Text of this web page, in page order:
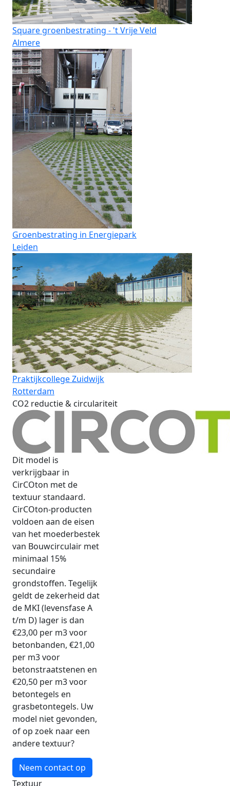
Square groenbestrating - 't Vrije Veld
Almere
Groenbestrating in Energiepark
Leiden
Praktijkcollege Zuidwijk
Rotterdam
CO2 reductie & circulariteit
Dit model is
verkrijgbaar in
CirCOton met de
textuur standaard.
CirCOton-producten
voldoen aan de eisen
van het moederbestek
van Bouwcirculair met
minimaal 15%
secundaire
grondstoffen. Tegelijk
geldt de zekerheid dat
de MKI (levensfase A
t/m D) lager is dan
€23,00 per m3 voor
betonbanden, €21,00
per m3 voor
betonstraatstenen en
€20,50 per m3 voor
betontegels en
grasbetontegels. Uw
model niet gevonden,
of op zoek naar een
andere textuur?
Neem contact op
Textuur